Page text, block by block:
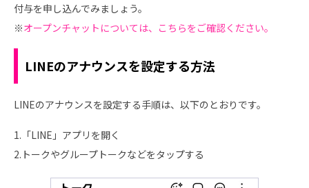
付与を申し込んでみましょう。
※オープンチャットについては、こちらをご確認ください。
LINEのアナウンスを設定する方法
LINEのアナウンスを設定する手順は、以下のとおりです。
1.「LINE」アプリを開く
2.トークやグループトークなどをタップする